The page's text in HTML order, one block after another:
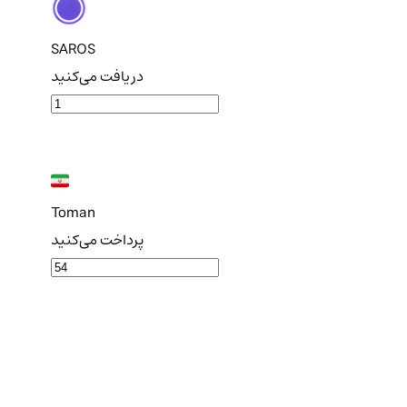
SAROS
دریافت می‌کنید
Toman
پرداخت می‌کنید